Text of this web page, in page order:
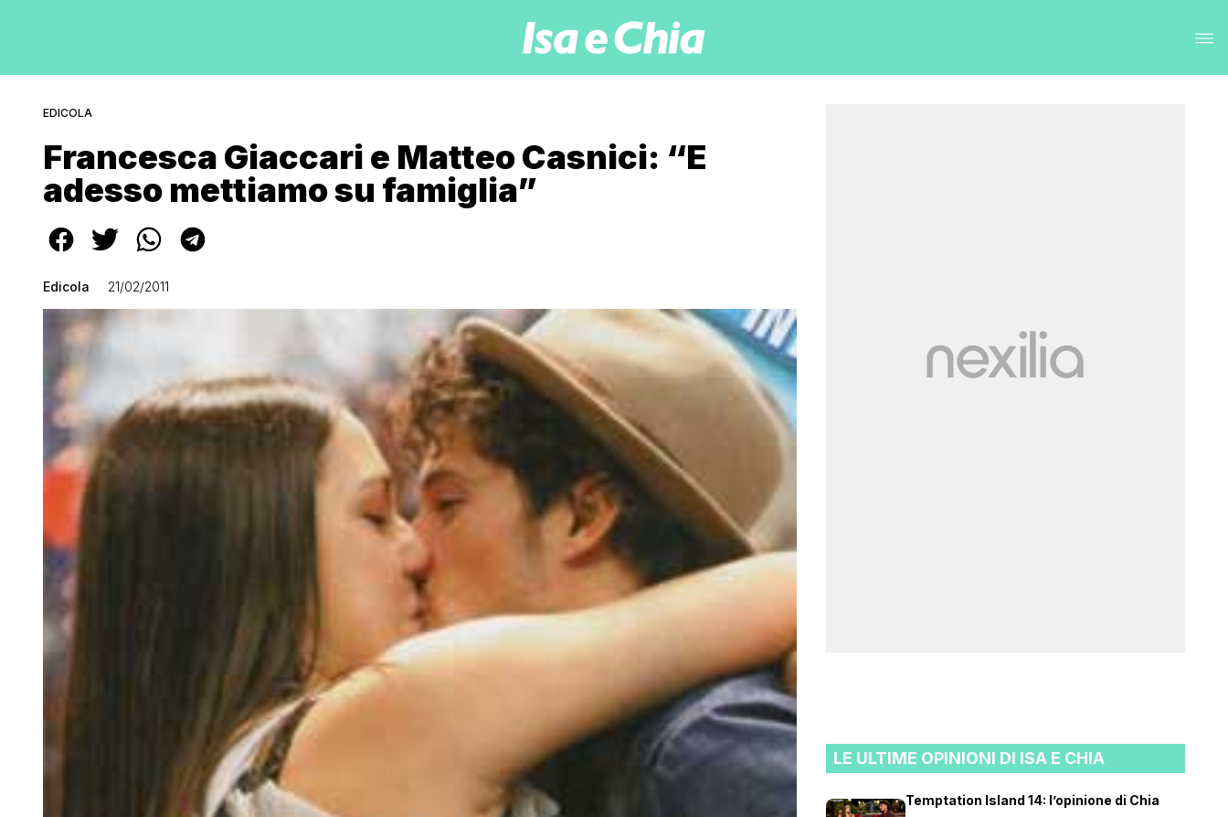
EDICOLA
Francesca Giaccari e Matteo Casnici: “E
adesso mettiamo su famiglia”
Edicola 21/02/2011
LE ULTIME OPINIONI DI ISA E CHIA
Temptation Island 14: l’opinione di Chia